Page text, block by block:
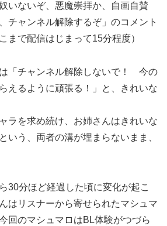
いないぞ、悪魔崇拝か、自画自賛
ャンネル解除するぞ」のコメント
まで配信はじまって15分程度）
「チャンネル解除しないで！ 今の
えるように頑張る！」と、きれいな
ラを求め続け、お姉さんはきれいな
いう、両者の溝が埋まらないまま、
30分ほど経過した頃に変化が起こ
はリスナーから寄せられたマシュマ
回のマシュマロはBL体験がつづら